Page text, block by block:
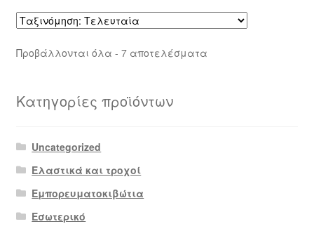
Προβάλλονται όλα - 7 αποτελέσματαSorted
Κατηγορίες προϊόντων
Uncategorized
Ελαστικά και τροχοί
Εμπορευματοκιβώτια
Εσωτερικό